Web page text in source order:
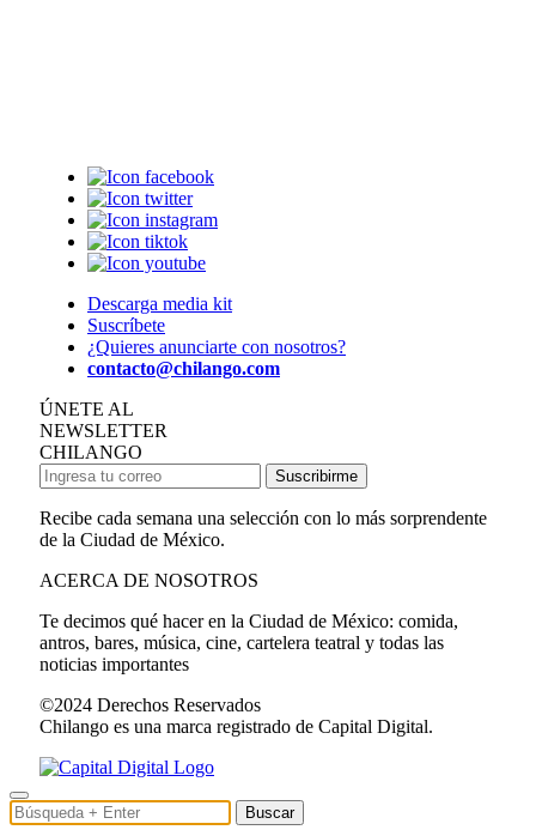
Descarga media kit
Suscríbete
¿Quieres anunciarte con nosotros?
contacto@chilango.com
ÚNETE AL
NEWSLETTER
CHILANGO
Suscribirme
Recibe cada semana una selección con lo más sorprendente
de la Ciudad de México.
ACERCA DE NOSOTROS
Te decimos qué hacer en la Ciudad de México: comida,
antros, bares, música, cine, cartelera teatral y todas las
noticias importantes
©2024 Derechos Reservados
Chilango es una marca registrado de Capital Digital.
Buscar